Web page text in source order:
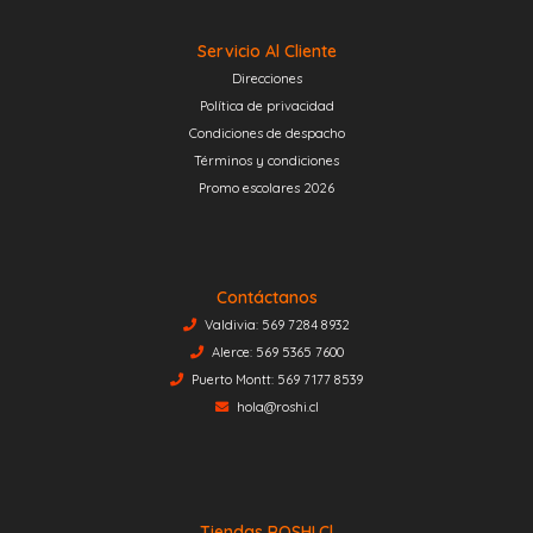
Servicio Al Cliente
Direcciones
Política de privacidad
Condiciones de despacho
Términos y condiciones
Promo escolares 2026
Contáctanos
Valdivia: 569 7284 8932
Alerce: 569 5365 7600
Puerto Montt: 569 7177 8539
hola@roshi.cl